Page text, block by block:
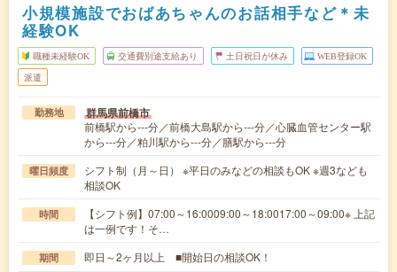
小規模施設でおばあちゃんのお話相手など＊未
経験OK
職種未経験OK 交通費別途支給あり 土日祝日が休み WEB登録OK
派遣
勤務地 群馬県前橋市
前橋駅から---分／前橋大島駅から---分／心臓血管センター駅
から---分／粕川駅から---分／膳駅から---分
曜日頻度
シフト制（月～日） ※平日のみなどの相談もOK ※週3なども
相談OK
時間
【シフト例】07:00～16:0009:00～18:0017:00～09:00※ 上記
は一例です！そ…
期間 即日～2ヶ月以上 ■開始日の相談OK！